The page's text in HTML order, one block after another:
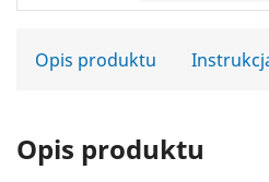
Opis produktu
Opis produktu